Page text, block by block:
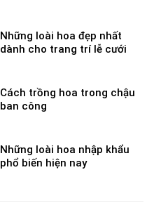
Những loài hoa đẹp nhất
dành cho trang trí lễ cưới
Cách trồng hoa trong chậu
ban công
Những loài hoa nhập khẩu
phổ biến hiện nay